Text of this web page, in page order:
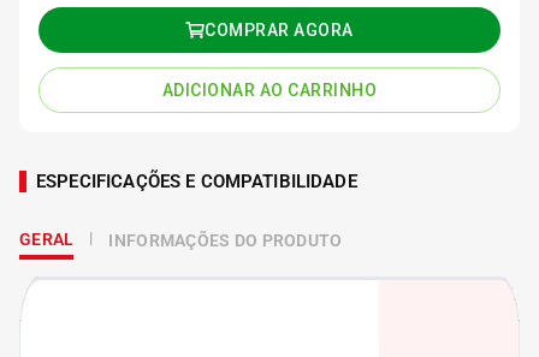
COMPRAR AGORA
ADICIONAR AO CARRINHO
ESPECIFICAÇÕES E COMPATIBILIDADE
GERAL INFORMAÇÕES DO PRODUTO